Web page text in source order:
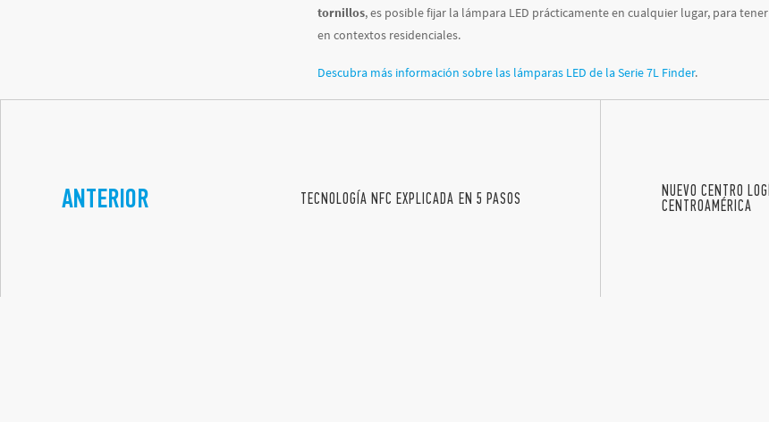
tornillos, es posible fijar la lámpara LED prácticamente en cualquier lugar, para
en contextos residenciales.
Descubra más información sobre las lámparas LED de la Serie 7L Finder.
ANTERIOR TECNOLOGÍA NFC EXPLICADA EN 5 PASOS
NUEVO CENTRO
CENTROAMÉRICA